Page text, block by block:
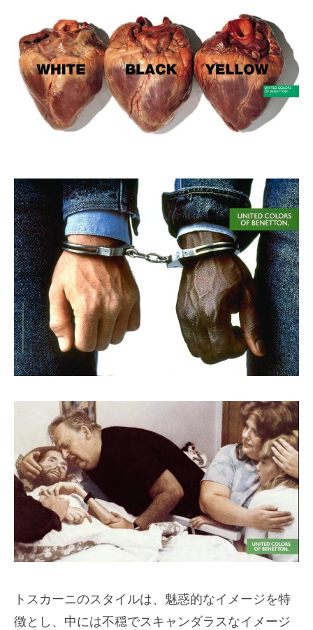
トスカーニのスタイルは、魅惑的なイメージを特
徴とし、中には不穏でスキャンダラスなイメージ